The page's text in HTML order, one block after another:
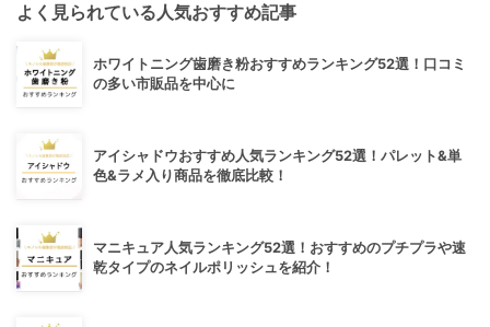
よく見られている人気おすすめ記事
ホワイトニング歯磨き粉おすすめランキング52選！口コミ
の多い市販品を中心に
アイシャドウおすすめ人気ランキング52選！パレット&単
色&ラメ入り商品を徹底比較！
マニキュア人気ランキング52選！おすすめのプチプラや速
乾タイプのネイルポリッシュを紹介！